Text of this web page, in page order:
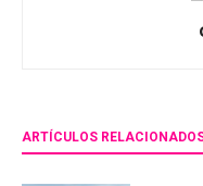
ARTÍCULOS